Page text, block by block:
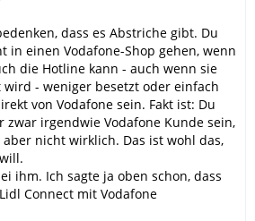
dass es Abstriche gibt. Du
in einen Vodafone-Shop gehen, wenn
die Hotline kann - auch wenn sie
wird - weniger besetzt oder einfach
von Vodafone sein. Fakt ist: Du
zwar irgendwie Vodafone Kunde sein,
nicht wirklich. Das ist wohl das,
ihm. Ich sagte ja oben schon, dass
Connect mit Vodafone